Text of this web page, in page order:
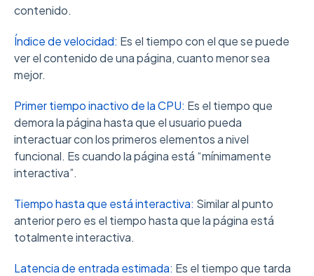
contenido.
Índice de velocidad: Es el tiempo con el que se puede
ver el contenido de una página, cuanto menor sea
mejor.
Primer tiempo inactivo de la CPU: Es el tiempo que
demora la página hasta que el usuario pueda
interactuar con los primeros elementos a nivel
funcional. Es cuando la página está “mínimamente
interactiva”.
Tiempo hasta que está interactiva: Similar al punto
anterior pero es el tiempo hasta que la página está
totalmente interactiva.
Latencia de entrada estimada: Es el tiempo que tarda